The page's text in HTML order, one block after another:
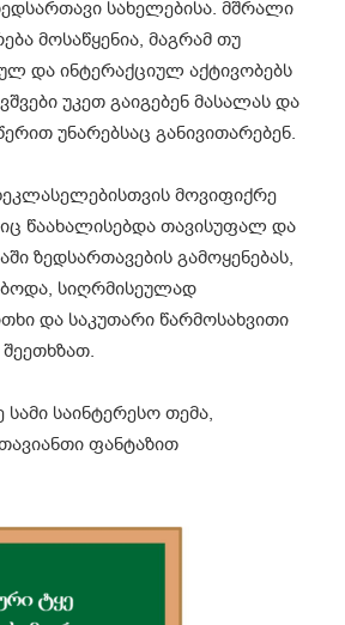
სახელებისა. მშრალი
მოსაწყენია, მაგრამ თუ
და ინტერაქციულ აქტივობებს
უკეთ გაიგებენ მასალას და
უნარებსაც განივითარებენ.
მოვიფიქრე
წაახალისებდა თავისუფალ და
ზედსართავების გამოყენებას,
სიღრმისეულად
და საკუთარი წარმოსახვითი
სამი საინტერესო თემა,
ფანტაზით